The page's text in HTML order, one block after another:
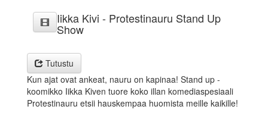
Iikka Kivi - Protestinauru Stand Up
Show
Tutustu
Kun ajat ovat ankeat, nauru on kapinaa! Stand up -
koomikko Iikka Kiven tuore koko illan komediaspesiaali
Protestinauru etsii hauskempaa huomista meille kaikille!